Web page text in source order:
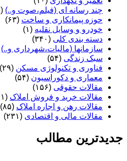
چند رسانه ای (فیلم،صوت و..) (۵)
حوزه پیمانکاری و ساخت (۶۳)
خودرو و وسایل نقلیه (۱)
دسته بندی کلی (۳۴۰)
سازمانها (مالیات،شهرداری و..)
سبک زندگی (۵۴)
فناوری و تکنولوژی مسکن (۲۹)
معماری و دکوراسیون (۵۴)
مقالات حقوقی (۱۵۶)
مقالات خرید و فروش املاک (۱۹۱)
مقالات رهن و اجاره املاک (۸۵)
مقالات مالی و اقتصادی (۲۳۱)
جدیدترین مطالب